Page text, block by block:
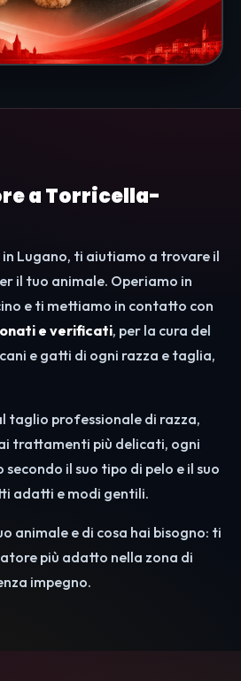
a Torricella-
Lugano, ti aiutiamo a trovare il
il tuo animale. Operiamo in
e ti mettiamo in contatto con
e verificati, per la cura del
e gatti di ogni razza e taglia,
taglio professionale di razza,
trattamenti più delicati, ogni
il suo tipo di pelo e il suo
adatti e modi gentili.
animale e di cosa hai bisogno: ti
più adatto nella zona di
impegno.